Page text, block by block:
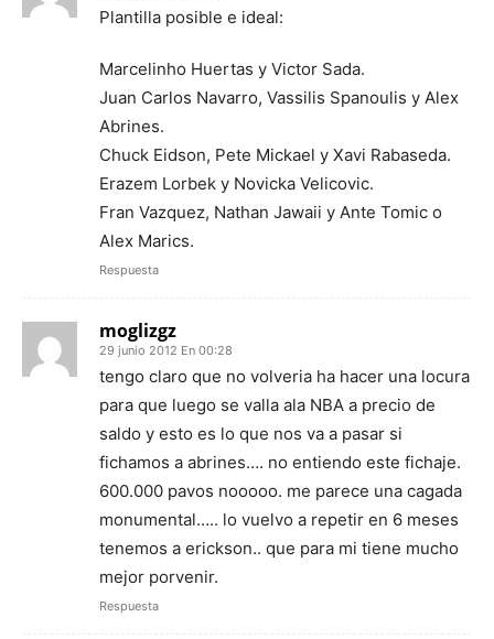
Plantilla posible e ideal:
Marcelinho Huertas y Victor Sada.
Juan Carlos Navarro, Vassilis Spanoulis y Alex
Abrines.
Chuck Eidson, Pete Mickael y Xavi Rabaseda.
Erazem Lorbek y Novicka Velicovic.
Fran Vazquez, Nathan Jawaii y Ante Tomic o
Alex Marics.
Respuesta
moglizgz
29 junio 2012 En 00:28
tengo claro que no volveria ha hacer una locura
para que luego se valla ala NBA a precio de
saldo y esto es lo que nos va a pasar si
fichamos a abrines…. no entiendo este fichaje.
600.000 pavos nooooo. me parece una cagada
monumental….. lo vuelvo a repetir en 6 meses
tenemos a erickson.. que para mi tiene mucho
mejor porvenir.
Respuesta